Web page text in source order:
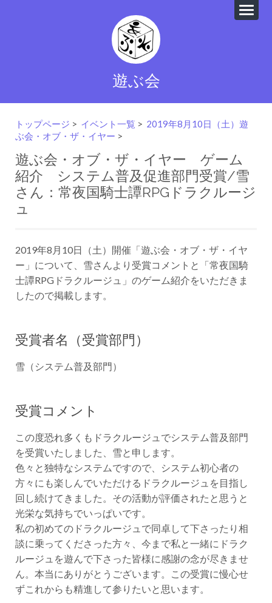
遊ぶ会
トップページ > イベント一覧 > 2019年8月10日（土）遊
ぶ会・オブ・ザ・イヤー >
遊ぶ会・オブ・ザ・イヤー ゲーム
紹介 システム普及促進部門受賞/雪
さん：常夜国騎士譚RPGドラクルージ
ュ
2019年8月10日（土）開催「遊ぶ会・オブ・ザ・イヤ
ー」について、雪さんより受賞コメントと「常夜国騎
士譚RPGドラクルージュ」のゲーム紹介をいただきま
したので掲載します。
受賞者名（受賞部門）
雪（システム普及部門）
受賞コメント
この度恐れ多くもドラクルージュでシステム普及部門
を受賞いたしました、雪と申します。
色々と独特なシステムですので、システム初心者の
方々にも楽しんでいただけるドラクルージュを目指し
回し続けてきました。その活動が評価されたと思うと
光栄な気持ちでいっぱいです。
私の初めてのドラクルージュで同卓して下さったり相
談に乗ってくださった方々、今まで私と一緒にドラク
ルージュを遊んで下さった皆様に感謝の念が尽きませ
ん。本当にありがとうございます。この受賞に慢心せ
ずこれからも精進して参りたいと思います。